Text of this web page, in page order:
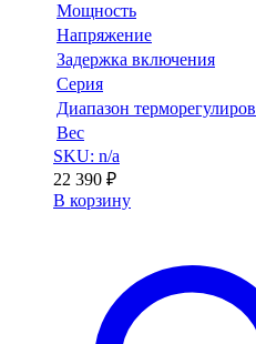
Мощность
Напряжение
Задержка включения
Серия
Диапазон
Вес
SKU: n/a
22 390 ₽
В корзину